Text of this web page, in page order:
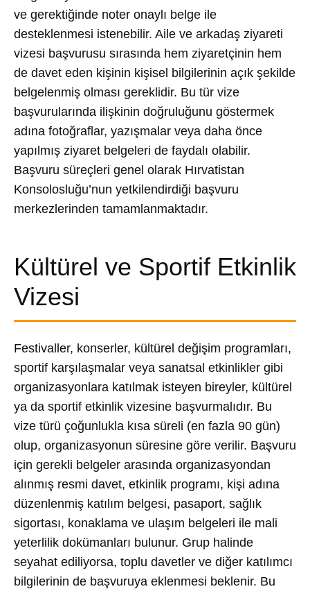
ve gerektiğinde noter onaylı belge ile
desteklenmesi istenebilir. Aile ve arkadaş ziyareti
vizesi başvurusu sırasında hem ziyaretçinin hem
de davet eden kişinin kişisel bilgilerinin açık şekilde
belgelenmiş olması gereklidir. Bu tür vize
başvurularında ilişkinin doğruluğunu göstermek
adına fotoğraflar, yazışmalar veya daha önce
yapılmış ziyaret belgeleri de faydalı olabilir.
Başvuru süreçleri genel olarak Hırvatistan
Konsolosluğu’nun yetkilendirdiği başvuru
merkezlerinden tamamlanmaktadır.
Kültürel ve Sportif Etkinlik
Vizesi
Festivaller, konserler, kültürel değişim programları,
sportif karşılaşmalar veya sanatsal etkinlikler gibi
organizasyonlara katılmak isteyen bireyler, kültürel
ya da sportif etkinlik vizesine başvurmalıdır. Bu
vize türü çoğunlukla kısa süreli (en fazla 90 gün)
olup, organizasyonun süresine göre verilir. Başvuru
için gerekli belgeler arasında organizasyondan
alınmış resmi davet, etkinlik programı, kişi adına
düzenlenmiş katılım belgesi, pasaport, sağlık
sigortası, konaklama ve ulaşım belgeleri ile mali
yeterlilik dokümanları bulunur. Grup halinde
seyahat ediliyorsa, toplu davetler ve diğer katılımcı
bilgilerinin de başvuruya eklenmesi beklenir. Bu